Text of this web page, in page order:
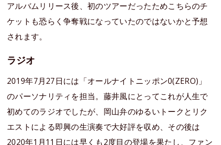
アルバムリリース後、初のツアーだったためこちらのチ
ケットも恐らく争奪戦になっていたのではないかと予想
されます。
ラジオ
2019年7月27日には「オールナイトニッポン0(ZERO)」
のパーソナリティを担当。藤井風にとってこれが人生で
初めてのラジオでしたが、岡山弁のゆるいトークとリク
エストによる即興の生演奏で大好評を収め、その後は
2020年1月11日には早くも2度目の登場を果たし、ファン